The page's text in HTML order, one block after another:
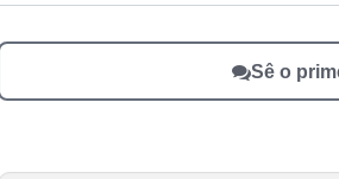
Sê o